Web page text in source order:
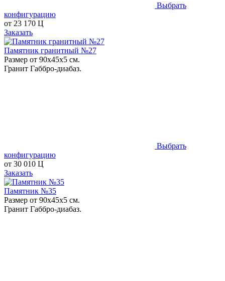
Выбрать
конфигурацию
от 23 170 Ц
Заказать
Памятник гранитный №27
Размер от 90х45х5 см.
Гранит Габбро-диабаз.
Выбрать
конфигурацию
от 30 010 Ц
Заказать
Памятник №35
Размер от 90х45х5 см.
Гранит Габбро-диабаз.